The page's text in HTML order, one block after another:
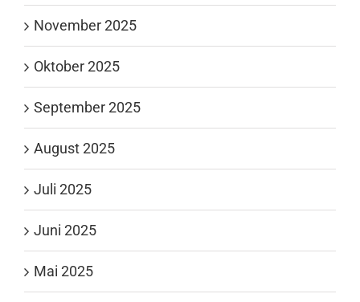
November 2025
Oktober 2025
September 2025
August 2025
Juli 2025
Juni 2025
Mai 2025